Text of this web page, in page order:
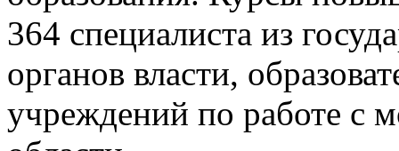
364 специалиста из
органов власти,
учреждений по работе с